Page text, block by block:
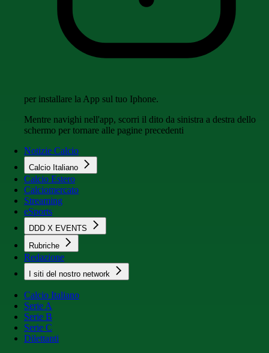
per installare la App sul tuo Iphone.
Mentre navighi nell'app, scorri il dito da sinistra a destra dello
schermo per tornare alle pagine precedenti
Notizie Calcio
Calcio Italiano
Calcio Estero
Calciomercato
Streaming
eSports
DDD X EVENTS
Rubriche
Redazione
I siti del nostro network
Calcio Italiano
Serie A
Serie B
Serie C
Dilettanti